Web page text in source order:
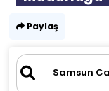
Paylaş